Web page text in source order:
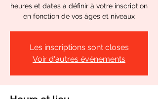
heures et dates a définir à votre inscription
en fonction de vos âges et niveaux
Les inscriptions sont closes
Voir d'autres événements